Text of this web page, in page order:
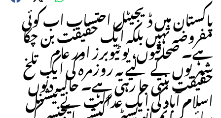
پاکستان میں ڈیجیٹل احتساب اب کوئی
مفروضہ نہیں بلکہ ایک حقیقت بن چکا
ہے۔ صحافیوں، یوٹیوبرز اور عام
شہریوں کے لیے یہ روزمرہ کی ایک تلخ
حقیقت بنتی جا رہی ہے۔ حالیہ دنوں
اسلام آباد کی ایک عدالت نے نیشنل